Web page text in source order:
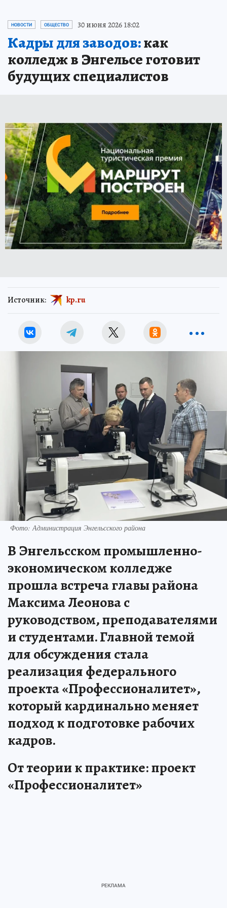
НОВОСТИ ОБЩЕСТВО 30 июня 2026 18:02
Кадры для заводов:как
Источник: kp.ru
Фото: Администрация Энгельсского района
В Энгельсском промышленно-
экономическом колледже
прошла встреча главы района
Максима Леонова с
руководством, преподавателями
и студентами. Главной темой
для обсуждения стала
реализация федерального
проекта «Профессионалитет»,
который кардинально меняет
подход к подготовке рабочих
кадров.